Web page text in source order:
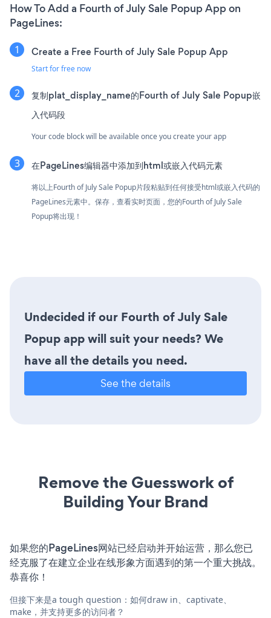
How To Add a Fourth of July Sale Popup App on
PageLines:
Create a Free Fourth of July Sale Popup App
Start for free now
复制plat_display_name的Fourth of July Sale Popup嵌
入代码段
Your code block will be available once you create your app
在PageLines编辑器中添加到html或嵌入代码元素
将以上Fourth of July Sale Popup片段粘贴到任何接受html或嵌入代码的
PageLines元素中。保存，查看实时页面，您的Fourth of July Sale
Popup将出现！
Undecided if our Fourth of July Sale
Popup app will suit your needs? We
have all the details you need.
See the details
Remove the Guesswork of
Building Your Brand
如果您的PageLines网站已经启动并开始运营，那么您已
经克服了在建立企业在线形象方面遇到的第一个重大挑战。
恭喜你！
但接下来是a tough question：如何draw in、captivate、
make，并支持更多的访问者？